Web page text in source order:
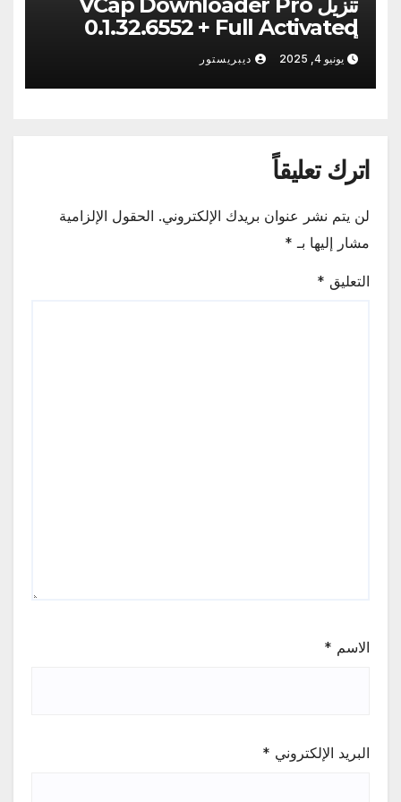
0.1.32.6552 + Full Activated
أحدث [2025]
يونيو 4, 2025 ديبريستور
اترك تعليقاً
لن يتم نشر عنوان بريدك الإلكتروني. الحقول الإلزامية
مشار إليها بـ *
التعليق *
الاسم *
البريد الإلكتروني *